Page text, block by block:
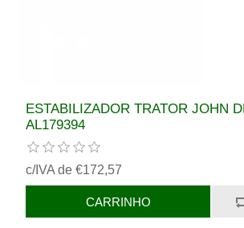
ESTABILIZADOR TRATOR JOHN
AL179394
c/IVA de €172,57